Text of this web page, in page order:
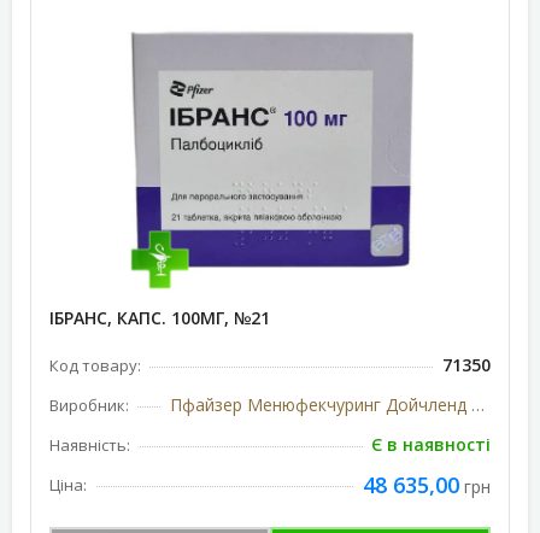
ІБРАНС, КАПС. 100МГ, №21
Код товару: 71350
Виробник: Пфайзер Менюфекчуринг Дойчленд ГмбХ, Німеччина/США
Наявність: Є в наявності
Ціна: 48 635,00 грн